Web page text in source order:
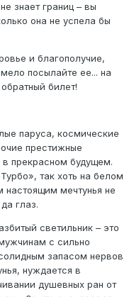
знает границ – вы
она не успела бы
и благополучие,
посылайте ее... на
билет!
паруса, космические
престижные
прекрасном будущем.
так хоть на белом
мечтунья не
глаз.
светильник – это
с сильно
запасом нервов
нуждается в
душевных ран от